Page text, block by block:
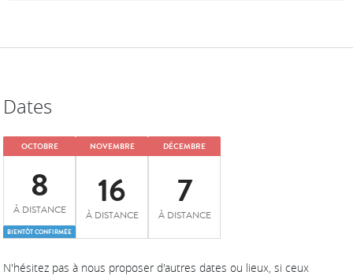
Dates
OCTOBRE
8
À DISTANCE
BIENTÔT CONFIRMÉE
NOVEMBRE
16
À DISTANCE
DÉCEMBRE
7
À DISTANCE
N'hésitez pas à nous proposer d'autres dates ou lieux, si ceux